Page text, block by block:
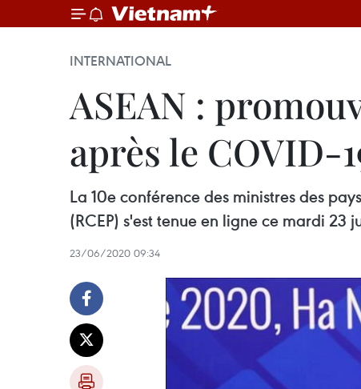
INTERNATIONAL
ASEAN :
après le COVID-
La 10e conférence des ministres des
(RCEP) s'est tenue en ligne ce mardi 23
23/06/2020 09:34